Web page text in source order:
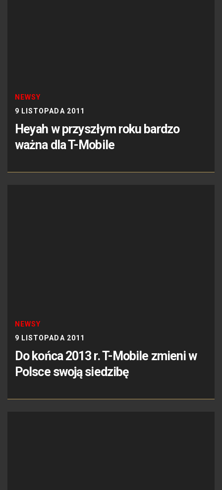
NEWSY
9 LISTOPADA 2011
Heyah w przyszłym roku bardzo
ważna dla T-Mobile
NEWSY
9 LISTOPADA 2011
Do końca 2013 r. T-Mobile zmieni w
Polsce swoją siedzibę